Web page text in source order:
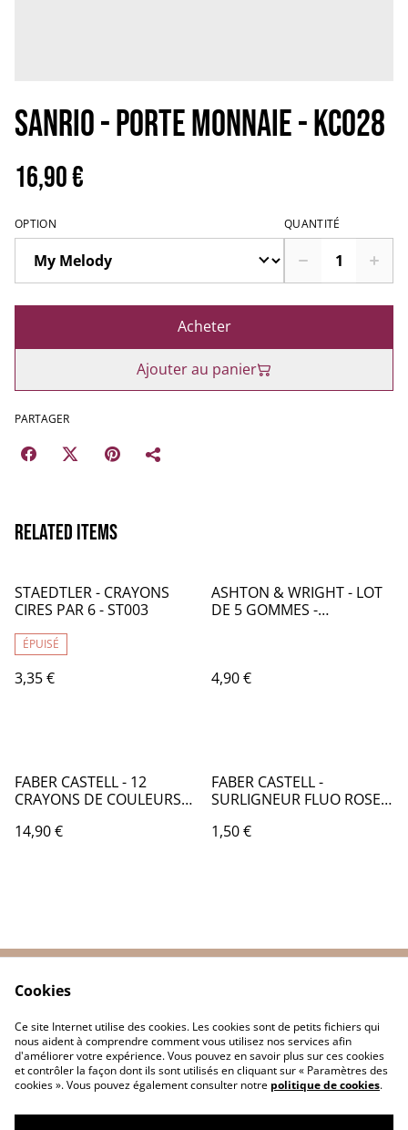
SANRIO - PORTE MONNAIE - KC028
16,90 €
OPTION QUANTITÉ
Acheter
Ajouter au panier
PARTAGER
Related items
STAEDTLER - CRAYONS
CIRES PAR 6 - ST003
ÉPUISÉ
3,35 €
ASHTON & WRIGHT - LOT
DE 5 GOMMES -
4,90 €
FABER CASTELL - 12
CRAYONS DE COULEURS
FB062
14,90 €
FABER CASTELL -
SURLIGNEUR FLUO ROSE -
1,50 €
Politique de
confidentialité
Politique de cookies
Cookies
Ce site Internet utilise des cookies. Les cookies sont de petits fichiers qui
nous aident à comprendre comment vous utilisez nos services afin
d'améliorer votre expérience. Vous pouvez en savoir plus sur ces cookies
et contrôler la façon dont ils sont utilisés en cliquant sur « Paramètres des
cookies ». Vous pouvez également consulter notre politique de cookies.